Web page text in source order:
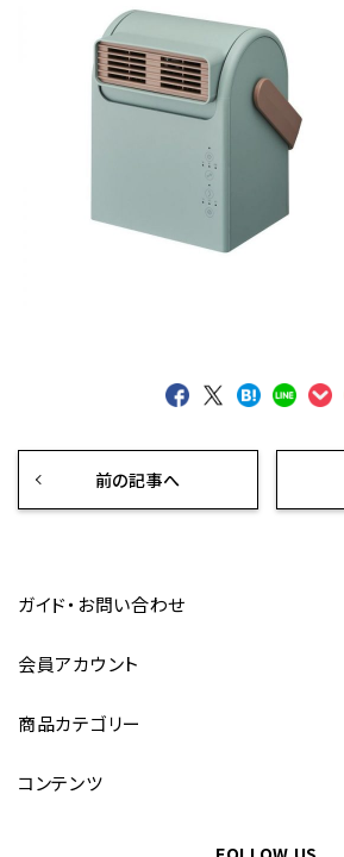
前の記事へ
ガイド・お問い合わせ
会員アカウント
商品カテゴリー
コンテンツ